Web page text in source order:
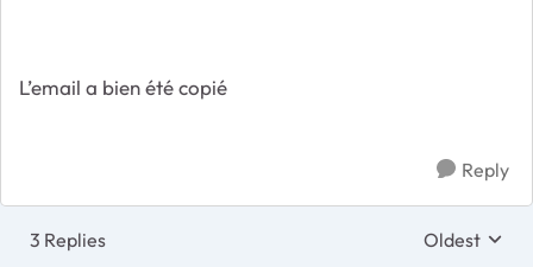
L’email a bien été copié
Reply
3 Replies Replies
Oldest